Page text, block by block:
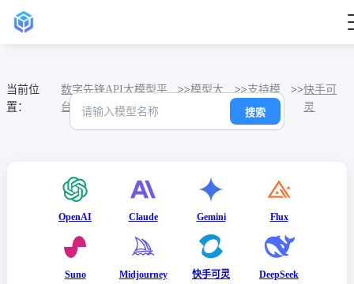
当前位
置：
数字先锋API大模型平
台
>>模型大
>>支持模
型
>>快手可
灵
搜索
OpenAI Claude Gemini Flux
Suno Midjourney 快手可灵 DeepSeek